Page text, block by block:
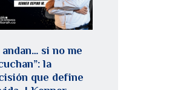
andan… si no me
la
que define